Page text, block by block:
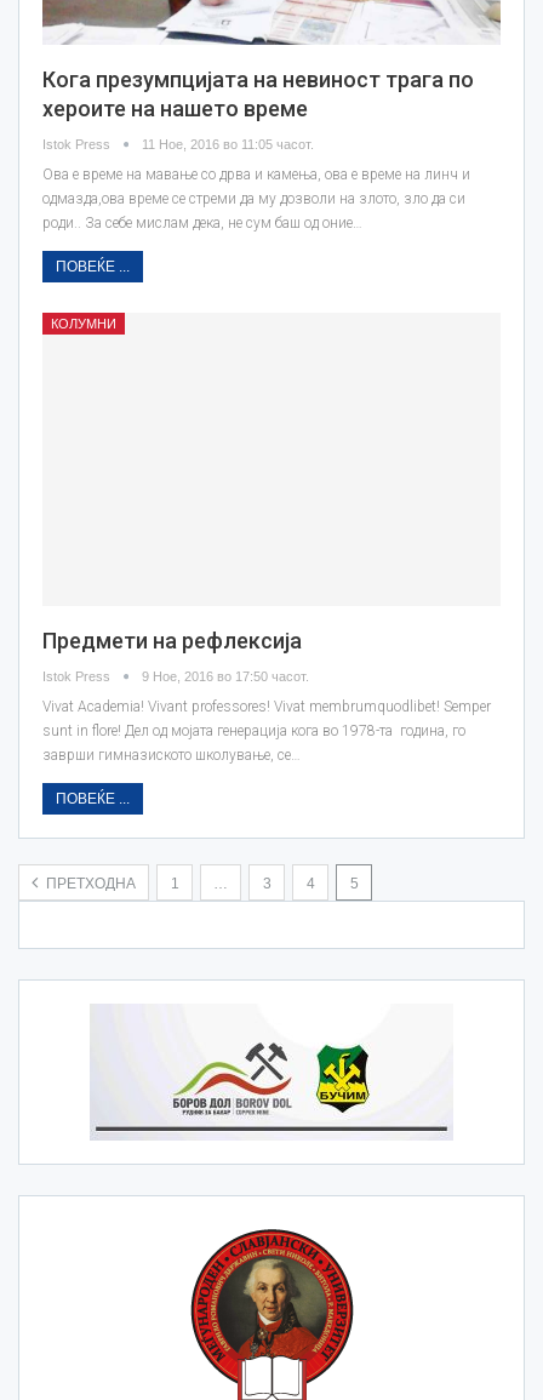
Кога презумпцијата на невиност трага по
хероите на нашето време
Istok Press 11 Ное, 2016 во 11:05 часот.
Ова е време на мавање со дрва и камења, ова е време на линч и
одмазда,ова време се стреми да му дозволи на злото, зло да си
роди.. За себе мислам дека, не сум баш од оние…
ПОВЕЌЕ ...
КОЛУМНИ
Предмети на рефлексија
Istok Press 9 Ное, 2016 во 17:50 часот.
Vivat Academia! Vivant professores! Vivat membrumquodlibet! Semper
sunt in flore! Дел од мојата генерација кога во 1978-та година, го
заврши гимназиското школување, се…
ПОВЕЌЕ ...
ПРЕТХОДНА 1 3 4 5